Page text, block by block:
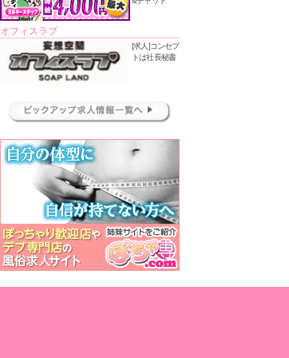
オフィスラブ
[求人]コンセプ
トは社長秘書